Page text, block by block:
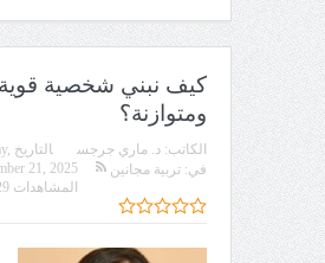
كيف نبني شخصية قوية
ومتوازنة؟
الكاتب: د. ماري جرجس التاريخ
21, 2025
في: تربية مجانين
المشاهدات 58429